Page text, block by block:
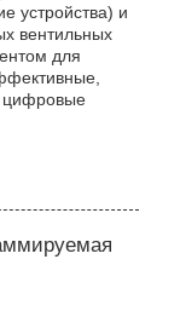
устройства) и
вентильных
для
цифровые